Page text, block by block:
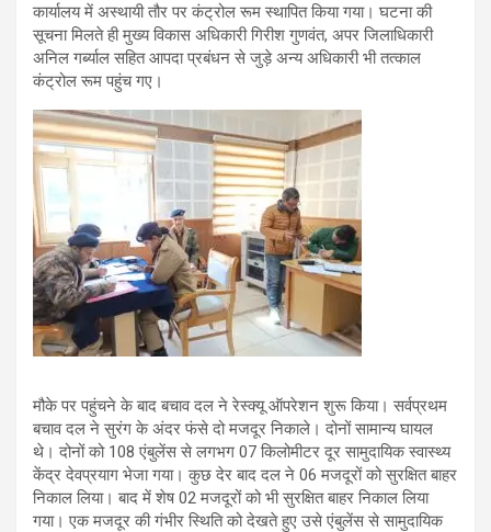
कार्यालय में अस्थायी तौर पर कंट्रोल रूम स्थापित किया गया। घटना की
सूचना मिलते ही मुख्य विकास अधिकारी गिरीश गुणवंत, अपर जिलाधिकारी
अनिल गर्ब्याल सहित आपदा प्रबंधन से जुड़े अन्य अधिकारी भी तत्काल
कंट्रोल रूम पहुंच गए।
मौके पर पहुंचने के बाद बचाव दल ने रेस्क्यू ऑपरेशन शुरू किया। सर्वप्रथम
बचाव दल ने सुरंग के अंदर फंसे दो मजदूर निकाले। दोनों सामान्य घायल
थे। दोनों को 108 एंबुलेंस से लगभग 07 किलोमीटर दूर सामुदायिक स्वास्थ्य
केंद्र देवप्रयाग भेजा गया। कुछ देर बाद दल ने 06 मजदूरों को सुरक्षित बाहर
निकाल लिया। बाद में शेष 02 मजदूरों को भी सुरक्षित बाहर निकाल लिया
गया। एक मजदूर की गंभीर स्थिति को देखते हुए उसे एंबुलेंस से सामुदायिक